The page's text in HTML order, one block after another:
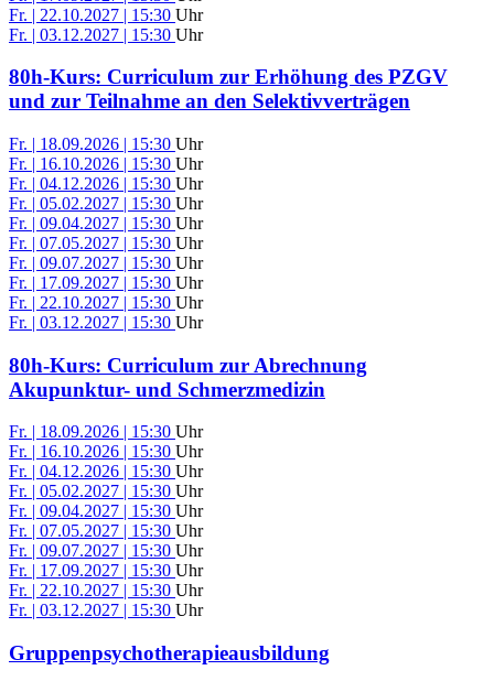
Fr. | 22.10.2027 | 15:30 Uhr
Fr. | 03.12.2027 | 15:30 Uhr
80h-Kurs: Curriculum zur Erhöhung des PZGV
und zur Teilnahme an den Selektivverträgen
Fr. | 18.09.2026 | 15:30 Uhr
Fr. | 16.10.2026 | 15:30 Uhr
Fr. | 04.12.2026 | 15:30 Uhr
Fr. | 05.02.2027 | 15:30 Uhr
Fr. | 09.04.2027 | 15:30 Uhr
Fr. | 07.05.2027 | 15:30 Uhr
Fr. | 09.07.2027 | 15:30 Uhr
Fr. | 17.09.2027 | 15:30 Uhr
Fr. | 22.10.2027 | 15:30 Uhr
Fr. | 03.12.2027 | 15:30 Uhr
80h-Kurs: Curriculum zur Abrechnung
Akupunktur- und Schmerzmedizin
Fr. | 18.09.2026 | 15:30 Uhr
Fr. | 16.10.2026 | 15:30 Uhr
Fr. | 04.12.2026 | 15:30 Uhr
Fr. | 05.02.2027 | 15:30 Uhr
Fr. | 09.04.2027 | 15:30 Uhr
Fr. | 07.05.2027 | 15:30 Uhr
Fr. | 09.07.2027 | 15:30 Uhr
Fr. | 17.09.2027 | 15:30 Uhr
Fr. | 22.10.2027 | 15:30 Uhr
Fr. | 03.12.2027 | 15:30 Uhr
Gruppenpsychotherapieausbildung